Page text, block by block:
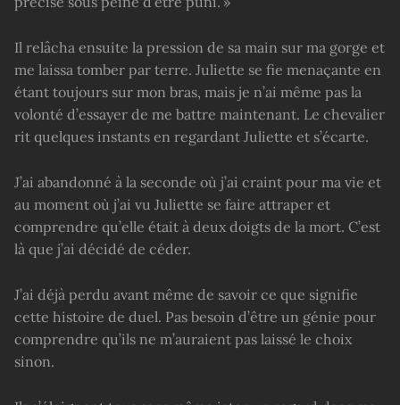
Il relâcha ensuite la pression de sa main sur ma gorge et
me laissa tomber par terre. Juliette se fie menaçante en
étant toujours sur mon bras, mais je n’ai même pas la
volonté d’essayer de me battre maintenant. Le chevalier
rit quelques instants en regardant Juliette et s’écarte.
J’ai abandonné à la seconde où j’ai craint pour ma vie et
au moment où j’ai vu Juliette se faire attraper et
comprendre qu’elle était à deux doigts de la mort. C’est
là que j’ai décidé de céder.
J’ai déjà perdu avant même de savoir ce que signifie
cette histoire de duel. Pas besoin d’être un génie pour
comprendre qu’ils ne m’auraient pas laissé le choix
sinon.